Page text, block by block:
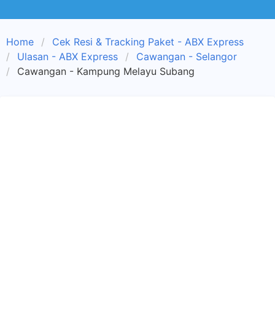
Home
Cek Resi & Tracking Paket - ABX Express
Ulasan - ABX Express
Cawangan - Selangor
Cawangan - Kampung Melayu Subang